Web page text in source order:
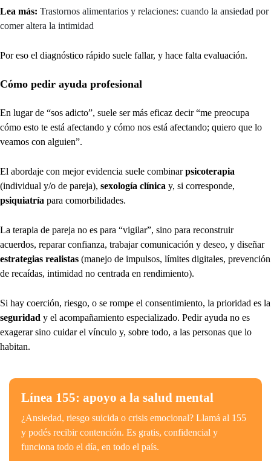
Lea más: Trastornos alimentarios y relaciones: cuando la ansiedad por
comer altera la intimidad
Por eso el diagnóstico rápido suele fallar, y hace falta evaluación.
Cómo pedir ayuda profesional
En lugar de “sos adicto”, suele ser más eficaz decir “me preocupa
cómo esto te está afectando y cómo nos está afectando; quiero que lo
veamos con alguien”.
El abordaje con mejor evidencia suele combinarpsicoterapia
(individual y/o de pareja), sexología clínica y, si corresponde,
psiquiatría para comorbilidades.
La terapia de pareja no es para “vigilar”, sino para reconstruir
acuerdos, reparar confianza, trabajar comunicación y deseo, y diseñar
estrategias realistas (manejo de impulsos, límites digitales, prevención
de recaídas, intimidad no centrada en rendimiento).
Si hay coerción, riesgo, o se rompe el consentimiento, la prioridad es la
seguridad y el acompañamiento especializado. Pedir ayuda no es
exagerar sino cuidar el vínculo y, sobre todo, a las personas que lo
habitan.
Línea 155: apoyo a la salud mental
¿Ansiedad, riesgo suicida o crisis emocional? Llamá al 155
y podés recibir contención. Es gratis, confidencial y
funciona todo el día, en todo el país.